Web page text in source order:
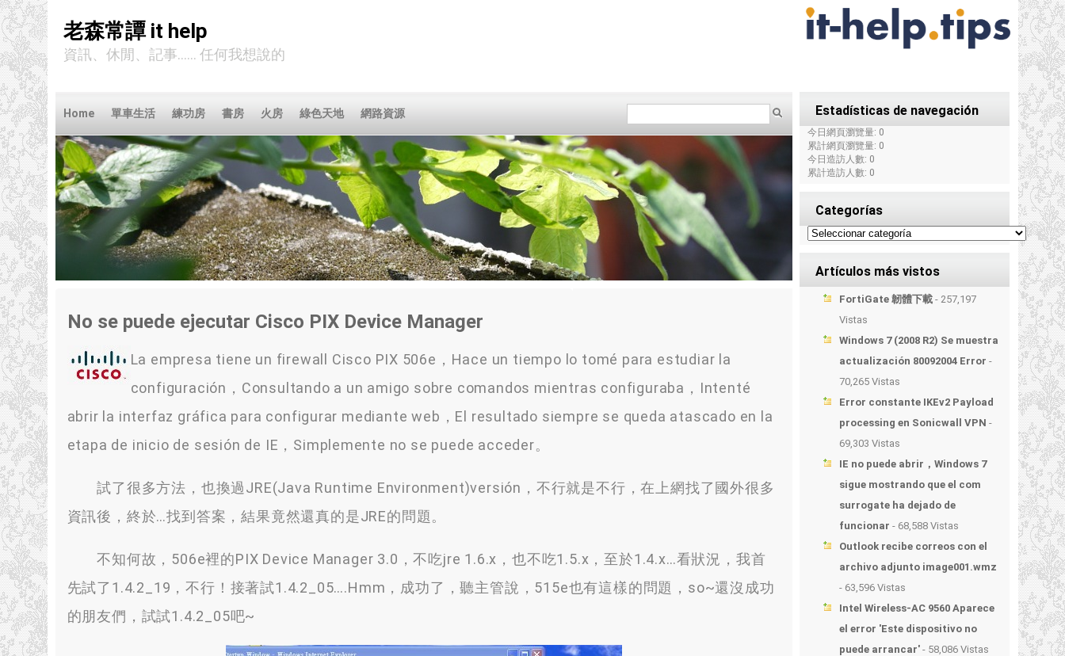
老森常譚 it help
資訊、休閒、記事...... 任何我想說的
Home 單車生活 練功房 書房 火房 綠色天地 網路資源
No se puede ejecutar Cisco PIX Device Manager
La empresa tiene un firewall Cisco PIX 506e，Hace un tiempo lo tomé para estudiar la
configuración，Consultando a un amigo sobre comandos mientras configuraba，Intenté
abrir la interfaz gráfica para configurar mediante web，El resultado siempre se queda atascado en la
etapa de inicio de sesión de IE，Simplemente no se puede acceder。
試了很多方法 ， 也換過JRE(Java Runtime Environment)versión， 不行就是不行 ，在上網找了國外很多
資訊後 ， 終於…找到答案 ，結果竟然還真的是JRE的問題。
不知何故 ，506e裡的PIX Device Manager 3.0，不吃jre 1.6.x ， 也不吃1.5.x ，至於1.4.x…看狀況 ， 我首
先試了1.4.2_19 ，不行！接著試1.4.2_05….Hmm， 成功了 ，聽主管說 ，515e也有這樣的問題 ， so~還沒成功
的朋友們 ， 試試1.4.2_05吧~
Estadísticas de navegación
今日網頁瀏覽量: 0
累計網頁瀏覽量: 0
今日造訪人數: 0
累計造訪人數: 0
Categorías
Artículos más vistos
FortiGate 韌體下載 - 257,197
Vistas
Windows 7 (2008 R2) Se muestra
actualización 80092004 Error -
70,265 Vistas
Error constante IKEv2 Payload
processing en Sonicwall VPN -
69,303 Vistas
IE no puede abrir，Windows 7
sigue mostrando que el com
surrogate ha dejado de
funcionar - 68,588 Vistas
Outlook recibe correos con el
archivo adjunto image001.wmz
- 63,596 Vistas
Intel Wireless-AC 9560 Aparece
el error 'Este dispositivo no
puede arrancar' - 58,086 Vistas